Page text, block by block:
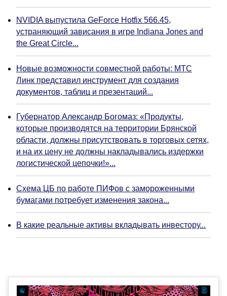
NVIDIA выпустила GeForce Hotfix 566.45,
устраняющий зависания в игре Indiana Jones and
the Great Circle...
Новые возможности совместной работы: МТС
Линк представил инструмент для создания
документов, таблиц и презентаций...
Губернатор Александр Богомаз: «Продукты,
которые производятся на территории Брянской
области, должны присутствовать в торговых сетях,
и на их цену не должны накладывались издержки
логистической цепочки!»...
Схема ЦБ по работе ПИФов с замороженными
бумагами потребует изменения закона...
В какие реальные активы вкладывать инвестору...